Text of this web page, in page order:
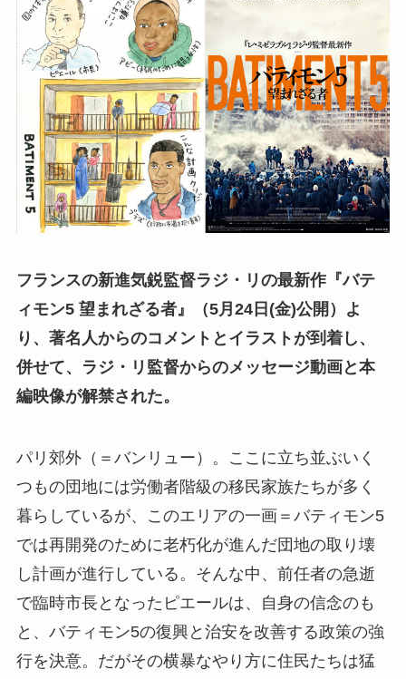
フランスの新進気鋭監督ラジ・リの最新作『バテ
ィモン5 望まれざる者』（5月24日(金)公開）よ
り、著名人からのコメントとイラストが到着し、
併せて、ラジ・リ監督からのメッセージ動画と本
編映像が解禁された。
パリ郊外（＝バンリュー）。ここに⽴ち並ぶいく
つもの団地には労働者階級の移⺠家族たちが多く
暮らしているが、このエリアの⼀画＝バティモン5
では再開発のために⽼朽化が進んだ団地の取り壊
し計画が進⾏している。そんな中、前任者の急逝
で臨時市⻑となったピエールは、⾃⾝の信念のも
と、バティモン5の復興と治安を改善する政策の強
⾏を決意。だがその横暴なやり⽅に住⺠たちは猛